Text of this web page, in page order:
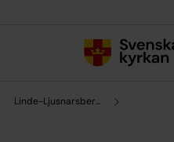
Linde-Ljusnarsbergs pastorat